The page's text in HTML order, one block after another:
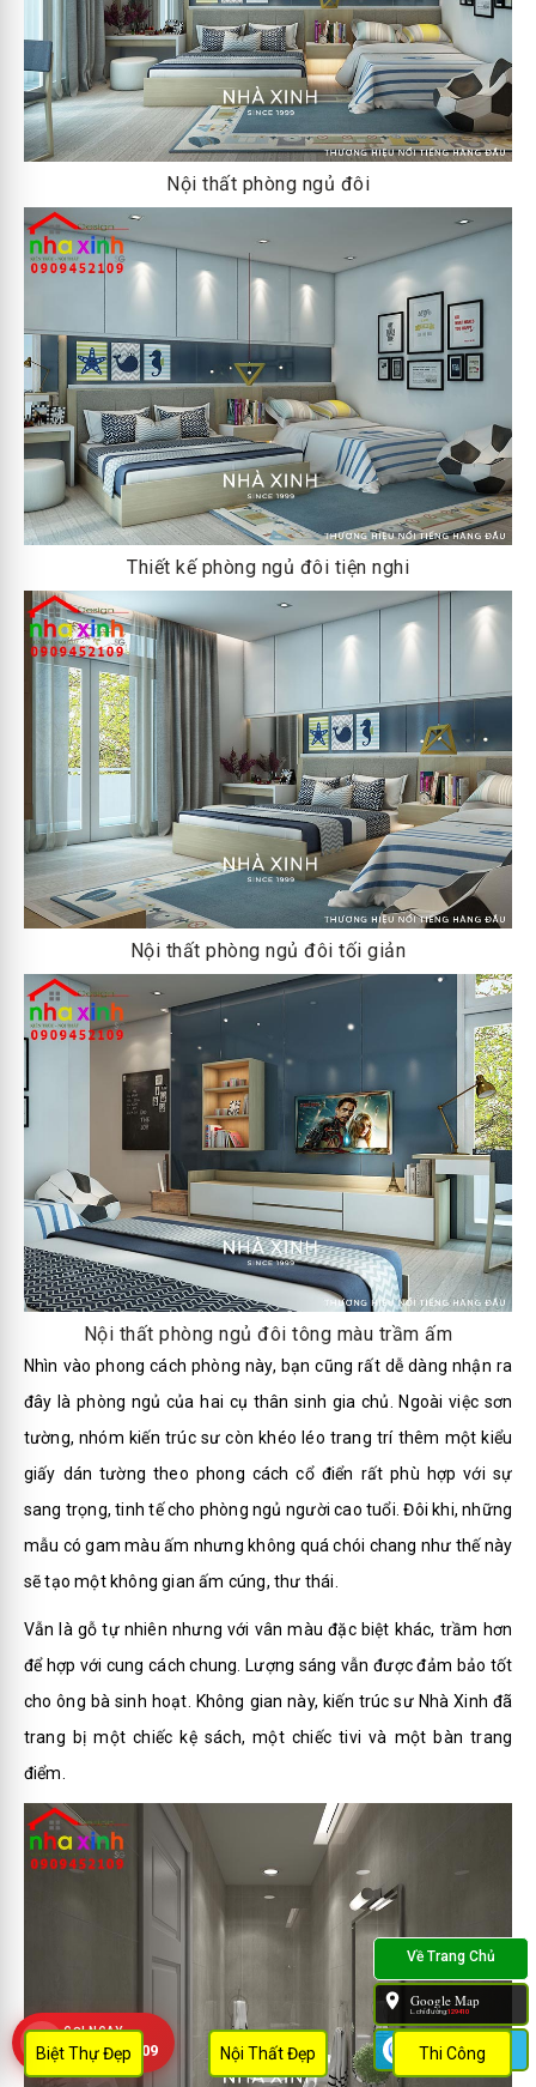
Nội thất phòng ngủ đôi
Thiết kế phòng ngủ đôi tiện nghi
Nội thất phòng ngủ đôi tối giản
Nội thất phòng ngủ đôi tông màu trầm ấm
Nhìn vào phong cách phòng này, bạn cũng rất dễ dàng nhận ra
đây là phòng ngủ của hai cụ thân sinh gia chủ. Ngoài việc sơn
tường, nhóm kiến trúc sư còn khéo léo trang trí thêm một kiểu
giấy dán tường theo phong cách cổ điển rất phù hợp với sự
sang trọng, tinh tế cho phòng ngủ người cao tuổi. Đôi khi, những
mẫu có gam màu ấm nhưng không quá chói chang như thế này
sẽ tạo một không gian ấm cúng, thư thái.
Vẫn là gỗ tự nhiên nhưng với vân màu đặc biệt khác, trầm hơn
để hợp với cung cách chung. Lượng sáng vẫn được đảm bảo tốt
cho ông bà sinh hoạt. Không gian này, kiến trúc sư Nhà Xinh đã
trang bị một chiếc kệ sách, một chiếc tivi và một bàn trang
điểm.
Biệt Thự Đẹp Nội Thất Đẹp Thi Công
Google Map
L.chỉ đường:129410
Zalo
GỌI NGAY
0909 452 109